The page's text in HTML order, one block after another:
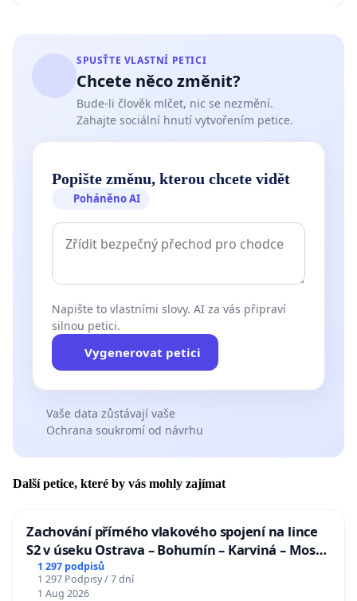
SPUSŤTE VLASTNÍ PETICI
Chcete něco změnit?
Bude-li člověk mlčet, nic se nezmění.
Zahajte sociální hnutí vytvořením petice.
Popište změnu, kterou chcete vidět
Poháněno AI
Napište to vlastními slovy. AI za vás připraví
silnou petici.
Vygenerovat petici
Vaše data zůstávají vaše
Ochrana soukromí od návrhu
Další petice, které by vás mohly zajímat
Zachování přímého vlakového spojení na lince
S2 v úseku Ostrava – Bohumín – Karviná – Mosty
u Jablunkova
1 297 podpisů
1 297 Podpisy / 7 dní
1 Aug 2026